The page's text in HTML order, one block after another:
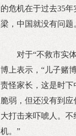
的危机在于过去35
梁，中国就没有问题
对于“不救市实
博上表示，“儿子赌
责怪家长，这是时
脆弱，但还没有到
大打击来吓唬人。
机。”